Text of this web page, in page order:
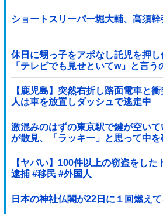
ショートスリーパー堀大輔、高須
休日に甥っ子をアポなし託児を押し
「テレビでも見せといてw」と言
一気見させた結果……甥っ子が重度
家で大暴れｗｗ
【鹿児島】突然右折し路面電車と
人は車を放置しダッシュで逃走中
激混みのはずの東京駅で鍵が空い
が散見、「ラッキー」と思って中
【ヤバい】100件以上の窃盗をし
逮捕 #移民 #外国人
日本の神社仏閣が22日に１回燃えて